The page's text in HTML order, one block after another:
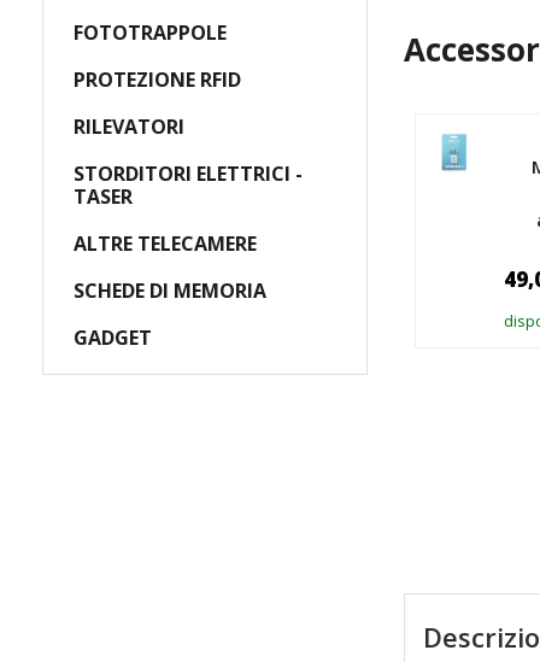
FOTOTRAPPOLE
PROTEZIONE RFID
RILEVATORI
STORDITORI ELETTRICI -
TASER
ALTRE TELECAMERE
SCHEDE DI MEMORIA
GADGET